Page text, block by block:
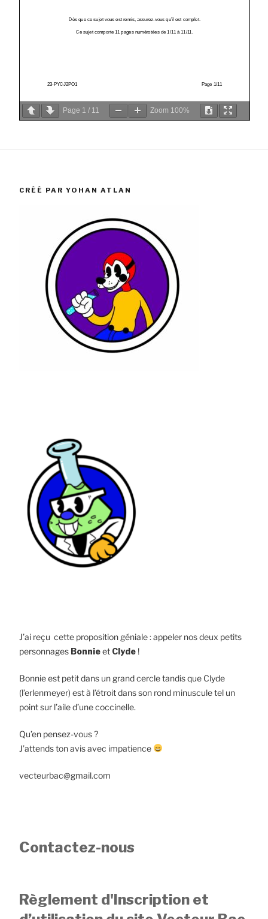
Page 1 / 11 Zoom 100%
CRÉÉ PAR YOHAN ATLAN
J’ai reçu cette proposition géniale : appeler nos deux petits
personnages Bonnieet Clyde !
Bonnie est petit dans un grand cercle tandis que Clyde
(l’erlenmeyer) est à l’étroit dans son rond minuscule tel un
point sur l’aile d’une coccinelle.
Qu’en pensez-vous ?
J’attends ton avis avec impatience
vecteurbac@gmail.com
Contactez-nous
Règlement d'Inscription et